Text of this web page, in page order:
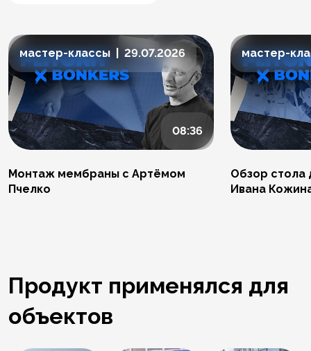
мастер-классы | 29.07.2026
08:36
Монтаж мембраны с Артёмом
Пчелко
мастер-
Обзор стола
Ивана
Продукт применялся для
объектов